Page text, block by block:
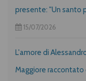
presente: "Un santo
15/07/2026
L'amore di
Maggiore